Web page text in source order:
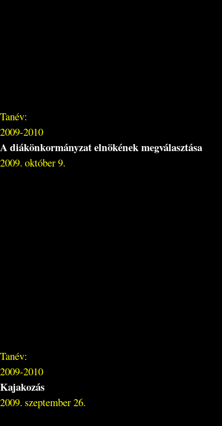
Tanév:
2009-2010
A diákönkormányzat elnökének megválasztása
2009. október 9.
Tanév:
2009-2010
Kajakozás
2009. szeptember 26.